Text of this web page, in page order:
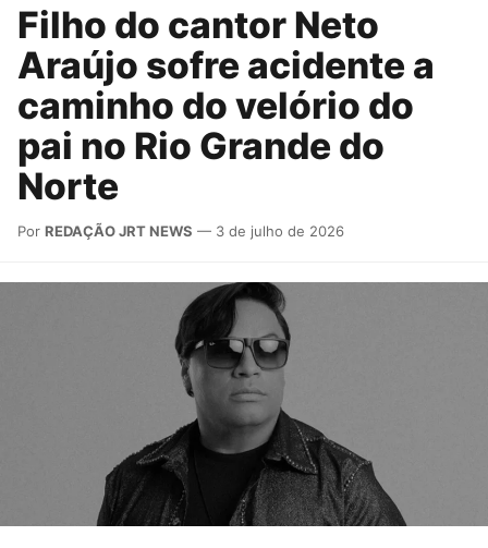
Filho do cantor Neto
Araújo sofre acidente a
caminho do velório do
pai no Rio Grande do
Norte
Por REDAÇÃO JRT NEWS — 3 de julho de 2026